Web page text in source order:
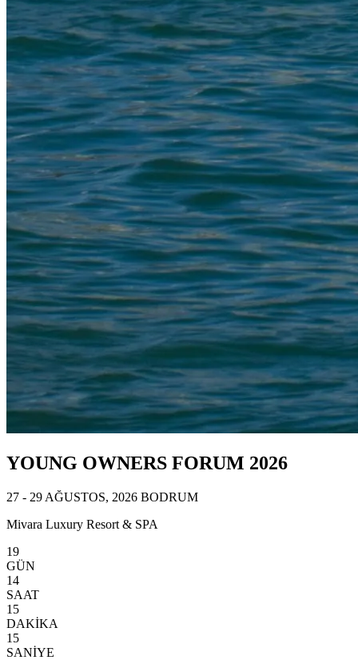
YOUNG OWNERS FORUM 2026
27 - 29 AĞUSTOS, 2026 BODRUM
Mivara Luxury Resort & SPA
19
GÜN
14
SAAT
15
DAKİKA
12
SANİYE